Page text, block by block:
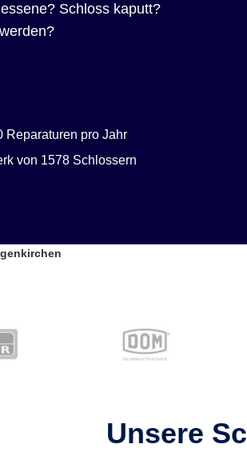
Schloss kaputt?
Reparaturen pro Jahr
von 1578 Schlossern
Unsere